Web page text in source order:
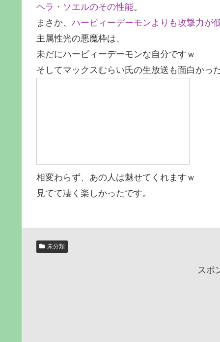
ヘラ・ソエルのその性能。
まさか、 ハーピィーデーモンよりも攻撃力が
主属性光の悪魔枠は、
未だにハーピィーデーモンな自分ですｗ
そしてマックスむらい氏の生放送も面白かった
相変わらず、あの人は魅せてくれますｗ
見てて凄く楽しかったです。
未分類
スポ